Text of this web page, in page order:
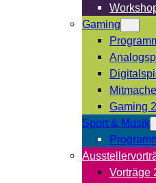
Gaming
Gaming
Sport & Musik
Vorträge